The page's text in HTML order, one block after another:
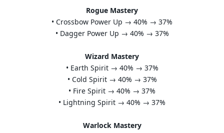
Rogue Mastery
• Crossbow Power Up → 40% → 37%
• Dagger Power Up → 40% → 37%
Wizard Mastery
• Earth Spirit → 40% → 37%
• Cold Spirit → 40% → 37%
• Fire Spirit → 40% → 37%
• Lightning Spirit → 40% → 37%
Warlock Mastery